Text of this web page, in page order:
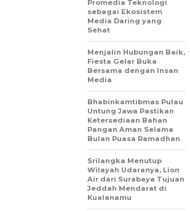
Promedia Teknologi
sebagai Ekosistem
Media Daring yang
Sehat
Menjalin Hubungan Baik,
Fiesta Gelar Buka
Bersama dengan Insan
Media
Bhabinkamtibmas Pulau
Untung Jawa Pastikan
Ketersediaan Bahan
Pangan Aman Selama
Bulan Puasa Ramadhan
Srilangka Menutup
Wilayah Udaranya, Lion
Air dari Surabaya Tujuan
Jeddah Mendarat di
Kualanamu